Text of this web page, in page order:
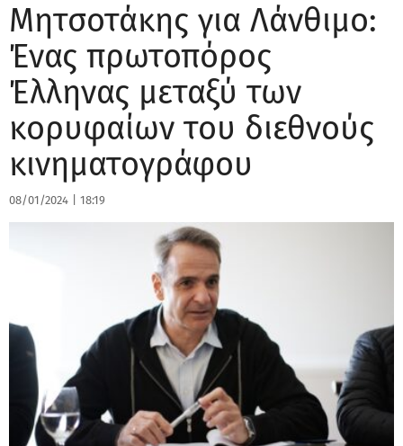
Μητσοτάκης για Λάνθιμο:
Ένας πρωτοπόρος
Έλληνας μεταξύ των
κορυφαίων του διεθνούς
κινηματογράφου
08/01/2024 18:19